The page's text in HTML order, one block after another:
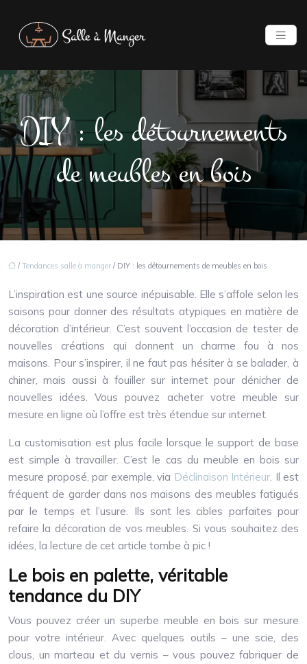
DIY : les détournements
de meubles en bois
/Tendances salle à manger / DIY : les détournements de meubles en bois
L’inspiration est une source inépuisable. Elle s’affole selon les
saisons pour donner des résultats atypiques en matière de
décoration d’intérieur. C’est souvent l’occasion de tester de
nouvelles créations qui donnent un charme fou à nos
maisons. Pour s’inspirer, il ne faut pas hésiter à se balader, à
chiner, mais aussi à fouiller sur internet pour dénicher de
nouvelles idées. Vous pouvez acheter votre meuble sur
mesure en ligne où l’offre est très étendue sur internet.
La customisation est plus facile lorsque le support de base
est simple à travailler. C’est le cas du meuble en bois sur
mesure proposé, par exemple, via Déclinaison Intérieur. Il est
fréquent de garder dans nos maisons des meubles fatigués
par le temps et l’usure. Ils sont les cibles parfaites pour
refaire la décoration de vos meubles. Si vous souhaitez des
idées, la lecture de cet article tombe à pic !
Le bois en palette, véritable
tendance du DIY
Vous pouvez créer un superbe meuble en bois sur mesure
pour votre intérieur. Avec quelques outils – une scie, des
clous, un marteau et du vernis – vous pouvez fabriquer de